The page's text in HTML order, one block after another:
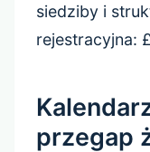
siedziby i
rejestracyjna:
przegap